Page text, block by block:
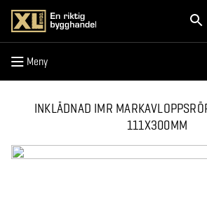
Meny
Meny
INKLÄDNAD IMR
111X300MM